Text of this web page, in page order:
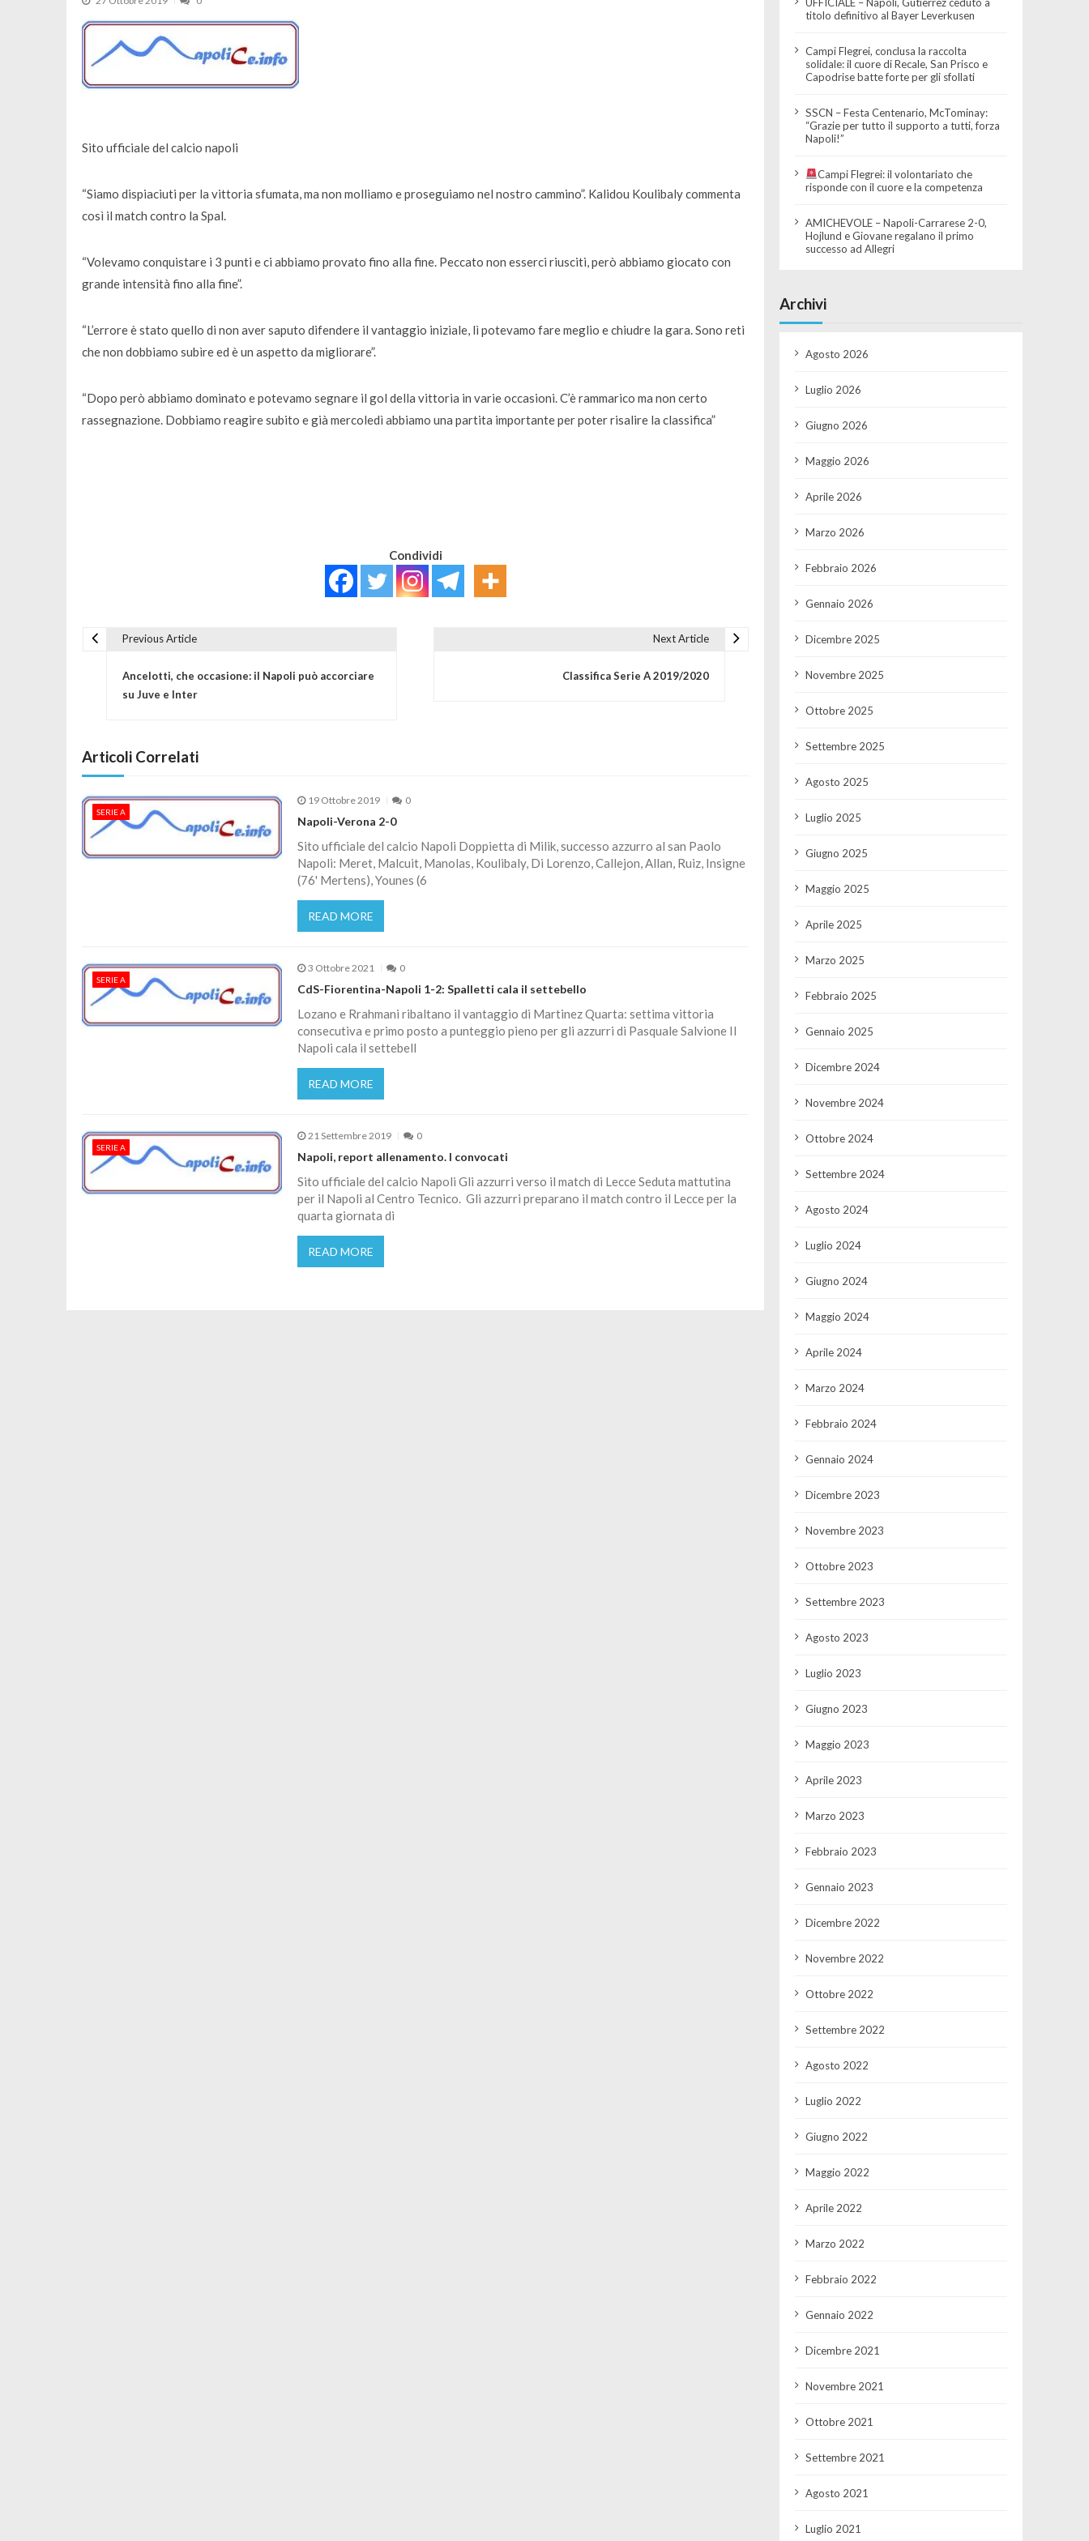
Sito ufficiale del calcio napoli
“Siamo dispiaciuti per la vittoria sfumata, ma non molliamo e proseguiamo nel nostro cammino”. Kalidou Koulibaly commenta
così il match contro la Spal.
“Volevamo conquistare i 3 punti e ci abbiamo provato fino alla fine. Peccato non esserci riusciti, però abbiamo giocato con
grande intensità fino alla fine”.
“L’errore è stato quello di non aver saputo difendere il vantaggio iniziale, lì potevamo fare meglio e chiudre la gara. Sono reti
che non dobbiamo subìre ed è un aspetto da migliorare”.
“Dopo però abbiamo dominato e potevamo segnare il gol della vittoria in varie occasioni. C’è rammarico ma non certo
rassegnazione. Dobbiamo reagire subito e già mercoledì abbiamo una partita importante per poter risalire la classifica”
Condividi
Previous Article
Ancelotti, che occasione: il Napoli può accorciare
su Juve e Inter
Next Article
Classifica Serie A 2019/2020
Articoli Correlati
SERIE A
19 Ottobre 2019 0
Napoli-Verona 2-0
Sito ufficiale del calcio Napoli Doppietta di Milik, successo azzurro al san Paolo
Napoli: Meret, Malcuit, Manolas, Koulibaly, Di Lorenzo, Callejon, Allan, Ruiz, Insigne
(76' Mertens), Younes (6
READ MORE
SERIE A
3 Ottobre 2021 0
CdS-Fiorentina-Napoli 1-2: Spalletti cala il settebello
Lozano e Rrahmani ribaltano il vantaggio di Martinez Quarta: settima vittoria
consecutiva e primo posto a punteggio pieno per gli azzurri di Pasquale Salvione Il
Napoli cala il settebell
READ MORE
SERIE A
21 Settembre 2019 0
Napoli, report allenamento. I convocati
Sito ufficiale del calcio Napoli Gli azzurri verso il match di Lecce Seduta mattutina
per il Napoli al Centro Tecnico. Gli azzurri preparano il match contro il Lecce per la
quarta giornata di
READ MORE
titolo definitivo al Bayer Leverkusen
Campi Flegrei, conclusa la raccolta
solidale: il cuore di Recale, San Prisco e
Capodrise batte forte per gli sfollati
SSCN – Festa Centenario, McTominay:
“Grazie per tutto il supporto a tutti, forza
Napoli!”
Campi Flegrei: il volontariato che
risponde con il cuore e la competenza
AMICHEVOLE – Napoli-Carrarese 2-0,
Hojlund e Giovane regalano il primo
successo ad Allegri
Archivi
Agosto 2026
Luglio 2026
Giugno 2026
Maggio 2026
Aprile 2026
Marzo 2026
Febbraio 2026
Gennaio 2026
Dicembre 2025
Novembre 2025
Ottobre 2025
Settembre 2025
Agosto 2025
Luglio 2025
Giugno 2025
Maggio 2025
Aprile 2025
Marzo 2025
Febbraio 2025
Gennaio 2025
Dicembre 2024
Novembre 2024
Ottobre 2024
Settembre 2024
Agosto 2024
Luglio 2024
Giugno 2024
Maggio 2024
Aprile 2024
Marzo 2024
Febbraio 2024
Gennaio 2024
Dicembre 2023
Novembre 2023
Ottobre 2023
Settembre 2023
Agosto 2023
Luglio 2023
Giugno 2023
Maggio 2023
Aprile 2023
Marzo 2023
Febbraio 2023
Gennaio 2023
Dicembre 2022
Novembre 2022
Ottobre 2022
Settembre 2022
Agosto 2022
Luglio 2022
Giugno 2022
Maggio 2022
Aprile 2022
Marzo 2022
Febbraio 2022
Gennaio 2022
Dicembre 2021
Novembre 2021
Ottobre 2021
Settembre 2021
Agosto 2021
Luglio 2021